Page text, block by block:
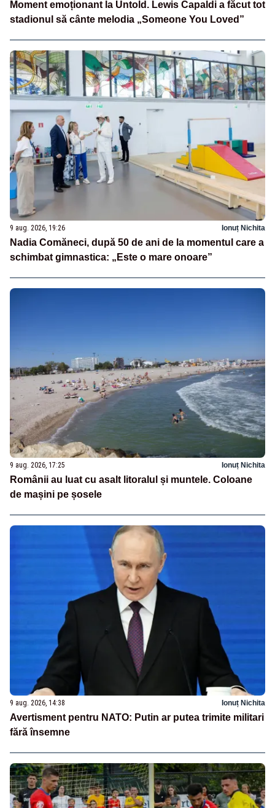
Moment emoționant la Untold. Lewis Capaldi a făcut tot
stadionul să cânte melodia „Someone You Loved”
9 aug. 2026, 19:26 Ionuț Nichita
Nadia Comăneci, după 50 de ani de la momentul care a
schimbat gimnastica: „Este o mare onoare”
9 aug. 2026, 17:25 Ionuț Nichita
Românii au luat cu asalt litoralul și muntele. Coloane
de mașini pe șosele
9 aug. 2026, 14:38 Ionuț Nichita
Avertisment pentru NATO: Putin ar putea trimite militari
fără însemne